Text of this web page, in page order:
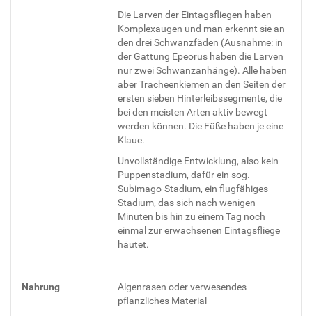
Die Larven der Eintagsfliegen haben
Komplexaugen und man erkennt sie an
den drei Schwanzfäden (Ausnahme: in
der Gattung Epeorus haben die Larven
nur zwei Schwanzanhänge). Alle haben
aber Tracheenkiemen an den Seiten der
ersten sieben Hinterleibssegmente, die
bei den meisten Arten aktiv bewegt
werden können. Die Füße haben je eine
Klaue.
Unvollständige Entwicklung, also kein
Puppenstadium, dafür ein sog.
Subimago-Stadium, ein flugfähiges
Stadium, das sich nach wenigen
Minuten bis hin zu einem Tag noch
einmal zur erwachsenen Eintagsfliege
häutet.
Nahrung
Algenrasen oder verwesendes
pflanzliches Material